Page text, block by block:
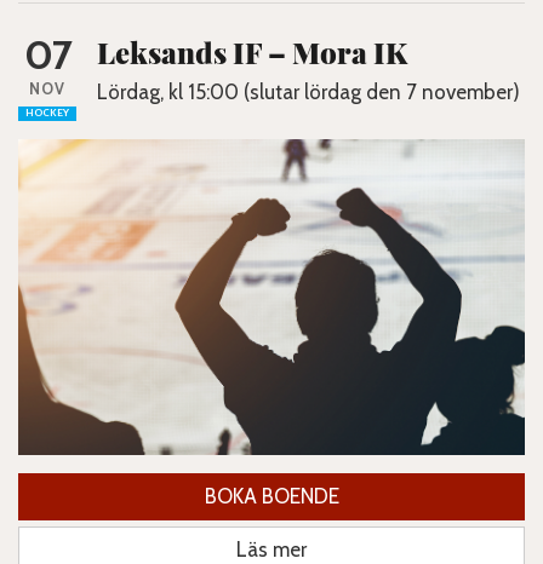
07
NOV
HOCKEY
Leksands IF – Mora IK
Lördag, kl 15:00 (slutar lördag den 7 november)
BOKA BOENDE
Läs mer